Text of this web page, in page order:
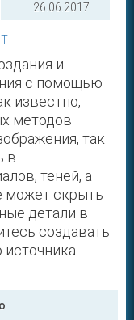
26.06.2017
и
с помощью
известно,
методов
так
в
теней, а
может скрыть
детали в
создавать